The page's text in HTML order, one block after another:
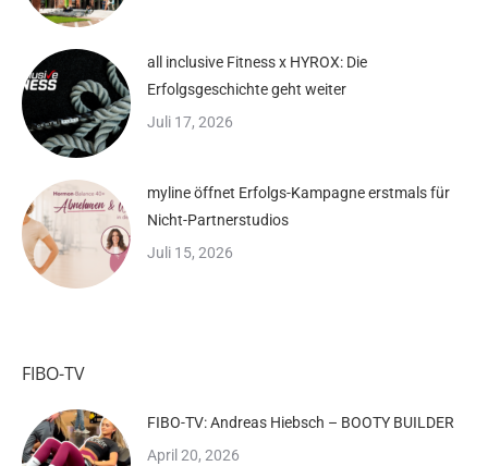
all inclusive Fitness x HYROX: Die
Erfolgsgeschichte geht weiter
Juli 17, 2026
myline öffnet Erfolgs-Kampagne erstmals für
Nicht-Partnerstudios
Juli 15, 2026
FIBO-TV
FIBO-TV: Andreas Hiebsch – BOOTY BUILDER
April 20, 2026